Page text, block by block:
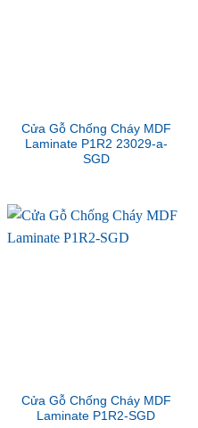
Cửa Gỗ Chống Cháy MDF
Laminate P1R2 23029-a-
SGD
Cửa Gỗ Chống Cháy MDF
Laminate P1R2-SGD